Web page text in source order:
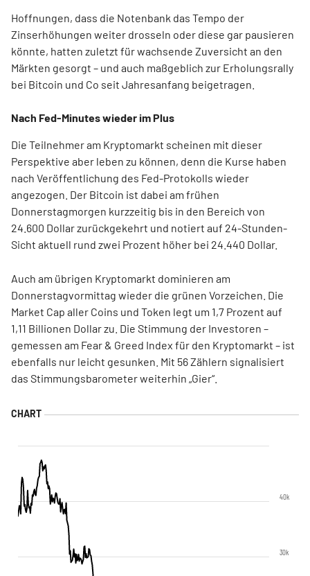
Hoffnungen, dass die Notenbank das Tempo der
Zinserhöhungen weiter drosseln oder diese gar pausieren
könnte, hatten zuletzt für wachsende Zuversicht an den
Märkten gesorgt – und auch maßgeblich zur Erholungsrally
bei Bitcoin und Co seit Jahresanfang beigetragen.
Nach Fed-Minutes wieder im Plus
Die Teilnehmer am Kryptomarkt scheinen mit dieser
Perspektive aber leben zu können, denn die Kurse haben
nach Veröffentlichung des Fed-Protokolls wieder
angezogen. Der Bitcoin ist dabei am frühen
Donnerstagmorgen kurzzeitig bis in den Bereich von
24.600 Dollar zurückgekehrt und notiert auf 24-Stunden-
Sicht aktuell rund zwei Prozent höher bei 24.440 Dollar.
Auch am übrigen Kryptomarkt dominieren am
Donnerstagvormittag wieder die grünen Vorzeichen. Die
Market Cap aller Coins und Token legt um 1,7 Prozent auf
1,11 Billionen Dollar zu. Die Stimmung der Investoren –
gemessen am Fear & Greed Index für den Kryptomarkt – ist
ebenfalls nur leicht gesunken. Mit 56 Zählern signalisiert
das Stimmungsbarometer weiterhin „Gier“.
30k
40k